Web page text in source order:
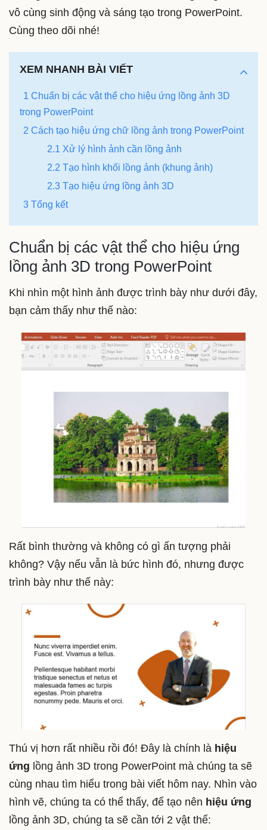
vô cùng sinh động và sáng tạo trong PowerPoint.
Cùng theo dõi nhé!
XEM NHANH BÀI VIẾT
1 Chuẩn bị các vật thể cho hiệu ứng lồng ảnh 3D
trong PowerPoint
2 Cách tạo hiệu ứng chữ lồng ảnh trong PowerPoint
2.1 Xử lý hình ảnh cần lồng ảnh
2.2 Tạo hình khối lồng ảnh (khung ảnh)
2.3 Tạo hiệu ứng lồng ảnh 3D
3 Tổng kết
Chuẩn bị các vật thể cho hiệu ứng
lồng ảnh 3D trong PowerPoint
Khi nhìn một hình ảnh được trình bày như dưới đây,
bạn cảm thấy như thế nào:
Rất bình thường và không có gì ấn tượng phải
không? Vậy nếu vẫn là bức hình đó, nhưng được
trình bày như thế này:
Thú vị hơn rất nhiều rồi đó! Đây là chính là hiệu
ứng lồng ảnh 3D trong PowerPoint mà chúng ta sẽ
cùng nhau tìm hiểu trong bài viết hôm nay. Nhìn vào
hình vẽ, chúng ta có thể thấy, để tạo nên hiệu ứng
lồng ảnh 3D, chúng ta sẽ cần tới 2 vật thể: